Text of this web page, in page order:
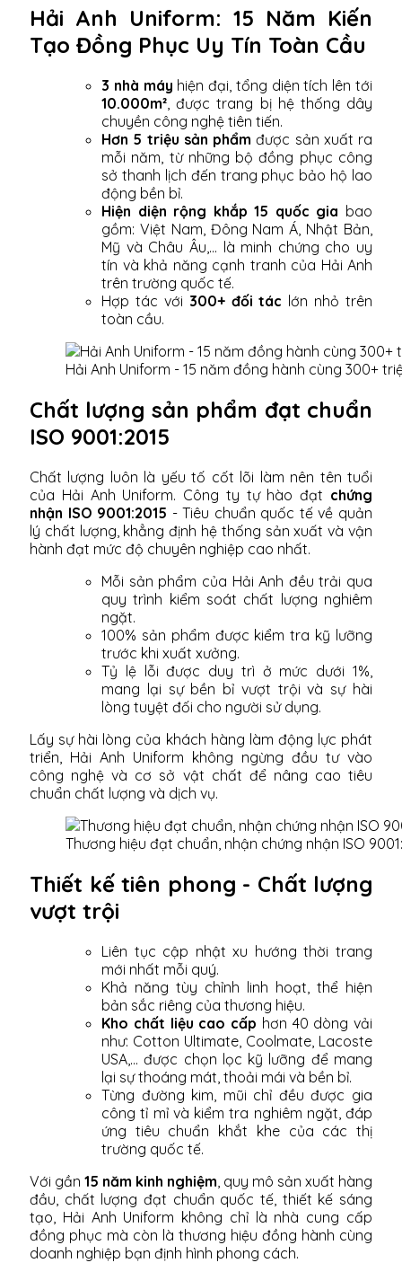
Hải Anh Uniform: 15 Năm Kiến
Tạo Đồng Phục Uy Tín Toàn Cầu
3 nhà máy hiện đại, tổng diện tích lên tới
10.000m² , được trang bị hệ thống dây
chuyền công nghệ tiên tiến.
Hơn 5 triệu sản phẩm được sản xuất ra
mỗi năm, từ những bộ đồng phục công
sở thanh lịch đến trang phục bảo hộ lao
động bền bỉ.
Hiện diện rộng khắp 15 quốc gia bao
gồm: Việt Nam, Đông Nam Á, Nhật Bản,
Mỹ và Châu Âu,... là minh chứng cho uy
tín và khả năng cạnh tranh của Hải Anh
trên trường quốc tế.
Hợp tác với 300+ đối tác lớn nhỏ trên
toàn cầu.
Hải Anh Uniform - 15 năm đồng hành cùng 300+
Chất lượng sản phẩm đạt chuẩn
ISO 9001:2015
Chất lượng luôn là yếu tố cốt lõi làm nên tên tuổi
của Hải Anh Uniform. Công ty tự hào đạt chứng
nhận ISO 9001:2015 - Tiêu chuẩn quốc tế về quản
lý chất lượng, khẳng định hệ thống sản xuất và vận
hành đạt mức độ chuyên nghiệp cao nhất.
Mỗi sản phẩm của Hải Anh đều trải qua
quy trình kiểm soát chất lượng nghiêm
ngặt.
100% sản phẩm được kiểm tra kỹ lưỡng
trước khi xuất xưởng.
Tỷ lệ lỗi được duy trì ở mức dưới 1%,
mang lại sự bền bỉ vượt trội và sự hài
lòng tuyệt đối cho người sử dụng.
Lấy sự hài lòng của khách hàng làm động lực phát
triển, Hải Anh Uniform không ngừng đầu tư vào
công nghệ và cơ sở vật chất để nâng cao tiêu
chuẩn chất lượng và dịch vụ.
Thương hiệu đạt chuẩn, nhận chứng nhận ISO
Thiết kế tiên phong - Chất lượng
vượt trội
Liên tục cập nhật xu hướng thời trang
mới nhất mỗi quý.
Khả năng tùy chỉnh linh hoạt, thể hiện
bản sắc riêng của thương hiệu.
Kho chất liệu cao cấp hơn 40 dòng vải
như: Cotton Ultimate, Coolmate, Lacoste
USA,... được chọn lọc kỹ lưỡng để mang
lại sự thoáng mát, thoải mái và bền bỉ.
Từng đường kim, mũi chỉ đều được gia
công tỉ mỉ và kiểm tra nghiêm ngặt, đáp
ứng tiêu chuẩn khắt khe của các thị
trường quốc tế.
Với gần 15 năm kinh nghiệm , quy mô sản xuất hàng
đầu, chất lượng đạt chuẩn quốc tế, thiết kế sáng
tạo, Hải Anh Uniform không chỉ là nhà cung cấp
đồng phục mà còn là thương hiệu đồng hành cùng
doanh nghiệp bạn định hình phong cách.